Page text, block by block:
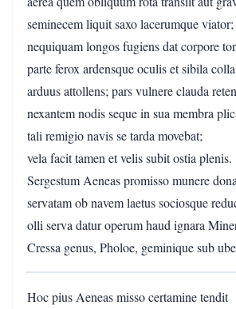
seminecem liquit saxo lacerumque viator;
nequiquam longos fugiens dat corpore
parte ferox ardensque oculis et sibila colla
arduus attollens; pars vulnere clauda
nexantem nodis seque in sua membra
tali remigio navis se tarda movebat;
vela facit tamen et velis subit ostia plenis.
Sergestum Aeneas promisso munere
servatam ob navem laetus sociosque
olli serva datur operum haud ignara
Cressa genus, Pholoe, geminique sub
Hoc pius Aeneas misso certamine tendit